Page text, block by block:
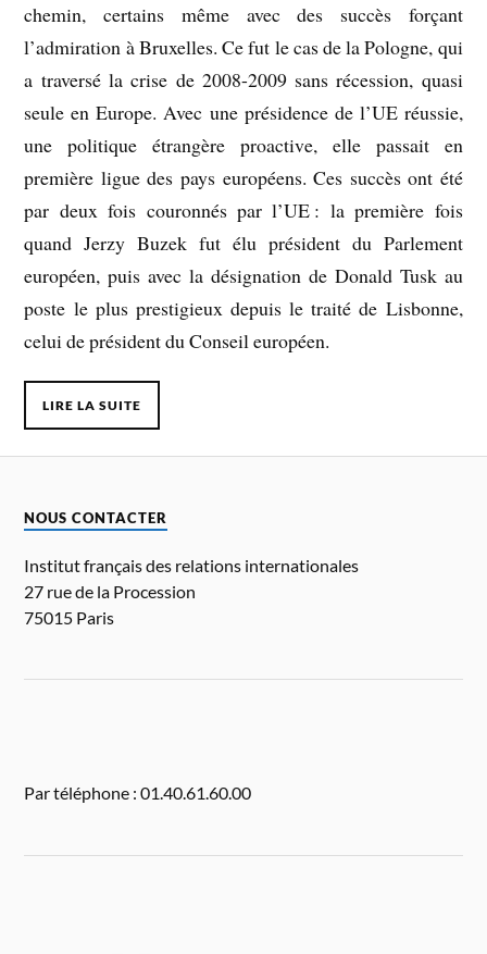
chemin, certains même avec des succès forçant
l’admiration à Bruxelles. Ce fut le cas de la Pologne, qui
a traversé la crise de 2008-2009 sans récession, quasi
seule en Europe. Avec une présidence de l’UE réussie,
une politique étrangère proactive, elle passait en
première ligue des pays européens. Ces succès ont été
par deux fois couronnés par l’UE : la première fois
quand Jerzy Buzek fut élu président du Parlement
européen, puis avec la désignation de Donald Tusk au
poste le plus prestigieux depuis le traité de Lisbonne,
celui de président du Conseil européen.
LIRE LA SUITE
NOUS CONTACTER
Institut français des relations internationales
27 rue de la Procession
75015 Paris
Par téléphone : 01.40.61.60.00